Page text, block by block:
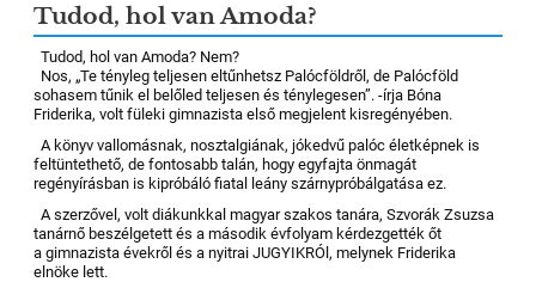
Tudod, hol van Amoda?
Tudod, hol van Amoda? Nem?
Nos, „Te tényleg teljesen eltűnhetsz Palócföldről, de Palócföld
sohasem tűnik el belőled teljesen és ténylegesen”. -írja Bóna
Friderika, volt füleki gimnazista első megjelent kisregényében.
A könyv vallomásnak, nosztalgiának, jókedvű palóc életképnek is
feltüntethető, de fontosabb talán, hogy egyfajta önmagát
regényírásban is kipróbáló fiatal leány szárnypróbálgatása ez.
A szerzővel, volt diákunkkal magyar szakos tanára, Szvorák Zsuzsa
tanárnő beszélgetett és a második évfolyam kérdezgették őt
a gimnazista évekről és a nyitrai JUGYIKRÓl, melynek Friderika
elnöke lett.